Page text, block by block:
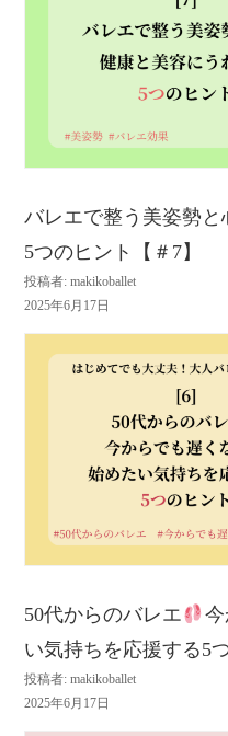
バレエで整う美姿勢と
5つのヒント【＃7】
投稿者: makikoballet
2025年6月17日
50代からのバレエ
い気持ちを応援する5
投稿者: makikoballet
2025年6月17日